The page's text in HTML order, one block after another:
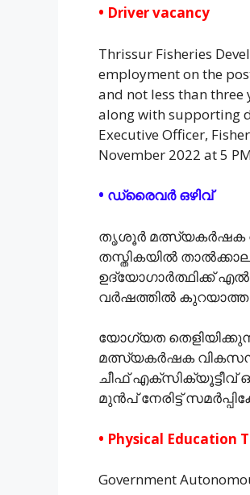
• Driver vacancy
Thrissur Fisheries
employment on the
and not less than
along with supporting
Executive Officer,
November 2022 at 5
• ഡ്രൈവർ ഒഴിവ്
തൃശൂർ മത്സ്യകർഷക
തസ്തികയിൽ
ഉദ്യോഗാർത്ഥിക്ക്
വർഷത്തിൽ കുറയാത്ത
യോഗ്യത
മത്സ്യകർഷക വികസന
ചീഫ് എക്സിക്യൂട്ടീവ്
മുൻപ് നേരിട്ട്
• Physical Education
Government